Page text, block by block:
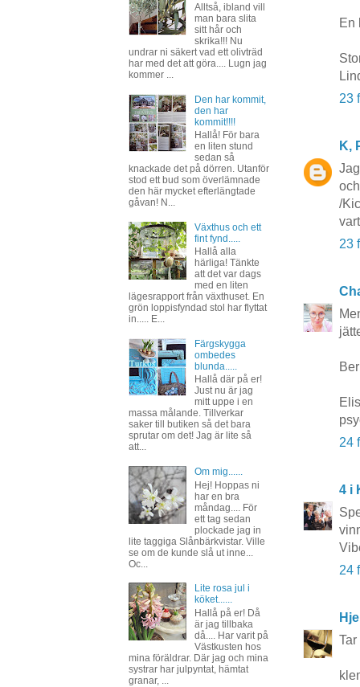
En
23
K,
/
23
24
4 i
24
Alltså, ibland vill
man bara slita
sitt hår och
skrika!!! Nu
undrar ni säkert vad ett olivträd
har med det att göra.... Lugn jag
kommer ...
Den har kommit,
den har
kommit!!!!
Hallå! För bara
en liten stund
sedan så
knackade det på dörren. Utanför
stod ett bud som överlämnade
den här mycket efterlängtade
gåvan! N...
Växthus och ett
fint fynd.....
Hallå alla
härliga! Tänkte
att det var dags
med en liten
lägesrapport från växthuset. En
grön loppisfyndad stol har flyttat
in..... E...
Färgskygga
ombedes
blunda.....
Hallå där på er!
Just nu är jag
mitt uppe i en
massa målande. Tillverkar
saker till butiken så det bara
sprutar om det! Jag är lite så
att...
Om mig......
Hej! Hoppas ni
har en bra
måndag.... För
ett tag sedan
plockade jag in
lite taggiga Slånbärkvistar. Ville
se om de kunde slå ut inne...
Oc...
Lite rosa jul i
köket......
Hallå på er! Då
är jag tillbaka
då.... Har varit på
Västkusten hos
mina föräldrar. Där jag och mina
systrar har julpyntat, hämtat
granar, ...